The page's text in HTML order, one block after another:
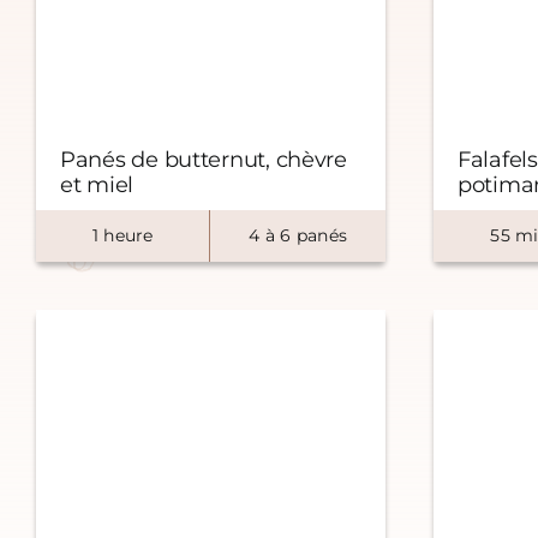
Panés de butternut, chèvre
et miel
1 heure 4 à6 panés 55